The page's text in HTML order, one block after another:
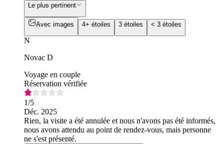
Le plus pertinent
Avec images 4+ étoiles 3 étoiles < 3 étoiles
N
Novac D
Voyage en couple
Réservation vérifiée
1/5
Déc. 2025
Rien, la visite a été annulée et nous n'avons pas été informés,
nous avons attendu au point de rendez-vous, mais personne
ne s'est présenté.